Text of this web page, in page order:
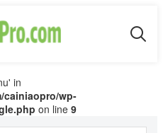
in
cainiaopro/wp-
on line 9